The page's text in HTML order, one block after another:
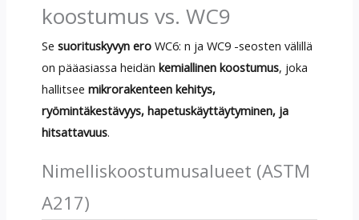
koostumus vs. WC9
Se suorituskyvyn eroWC6: n ja WC9 -seosten välillä
on pääasiassa heidän kemiallinen koostumus, joka
hallitsee mikrorakenteen kehitys,
ryömintäkestävyys, hapetuskäyttäytyminen, ja
hitsattavuus.
Nimelliskoostumusalueet (ASTM
A217)